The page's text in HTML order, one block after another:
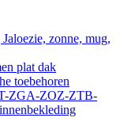
Jaloezie, zonne, mug,
plat dak
toebehoren
ZGA-ZOZ-ZTB-